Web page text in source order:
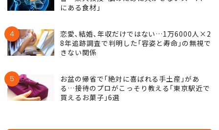
にある食材｣
4
恋愛､結婚､年収だけではない…1万6000人×2
8年追跡調査で判明した｢容姿と寿命｣の無視で
きない関係
5
お盆の帰省で｢絶対に喜ばれる手土産｣があ
る…接待のプロがこっそり教える｢東京駅近で
買えるお菓子｣6選